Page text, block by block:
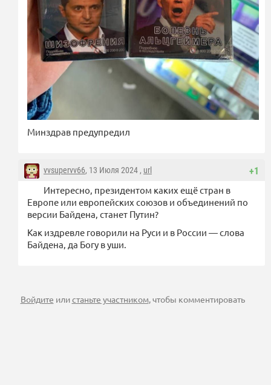
Минздрав предупредил
+1
vvsupervv66, 13 Июля 2024 , url
Интересно, президентом каких ещё стран в
Европе или европейских союзов и объединений по
версии Байдена, станет Путин?
Как издревле говорили на Руси и в России — слова
Байдена, да Богу в уши.
Войдите илистаньте участником, чтобы комментировать